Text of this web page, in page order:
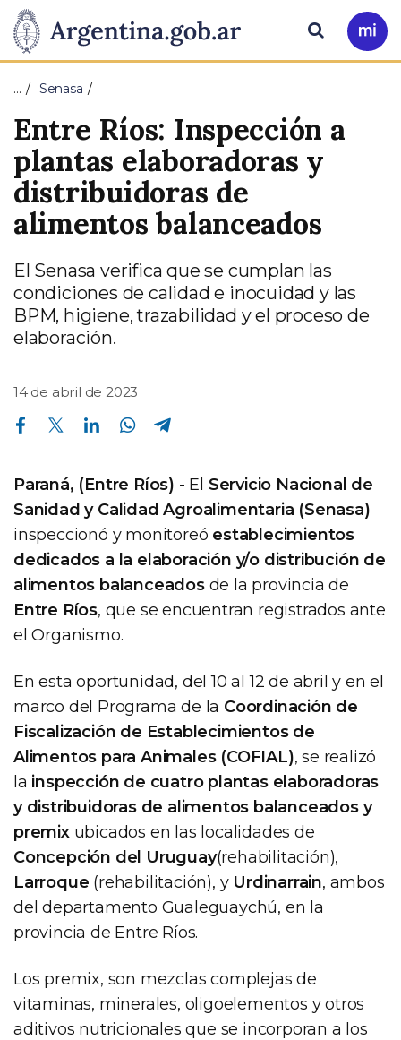
Presidencia
de
la
Nación
Pasar al contenido principal
Ir
a
Buscar
… Senasa
Entre Ríos: Inspección a
plantas elaboradoras y
distribuidoras de
alimentos balanceados
El Senasa verifica que se cumplan las
condiciones de calidad e inocuidad y las
BPM, higiene, trazabilidad y el proceso de
elaboración.
14 de abril de 2023
Compartir en Facebook Compartir en Twitter Compartir en Linkedin Compartir en Whatsapp
Paraná, (Entre Ríos) - El Servicio Nacional de
Sanidad y Calidad Agroalimentaria (Senasa)
inspeccionó y monitoreó establecimientos
dedicados a la elaboración y/o distribución de
alimentos balanceadosde la provincia de
Entre Ríos, que se encuentran registrados ante
el Organismo.
En esta oportunidad, del 10 al 12 de abril y en el
marco del Programa de la Coordinación de
Fiscalización de Establecimientos de
Alimentos para Animales (COFIAL), se realizó
la inspección de cuatro plantas elaboradoras
y distribuidoras de alimentos balanceados y
premixubicados en las localidades de
Concepción del Uruguay(rehabilitación),
Larroque (rehabilitación), y Urdinarrain, ambos
del departamento Gualeguaychú, en la
provincia de Entre Ríos.
Los premix, son mezclas complejas de
vitaminas, minerales, oligoelementos y otros
aditivos nutricionales que se incorporan a los